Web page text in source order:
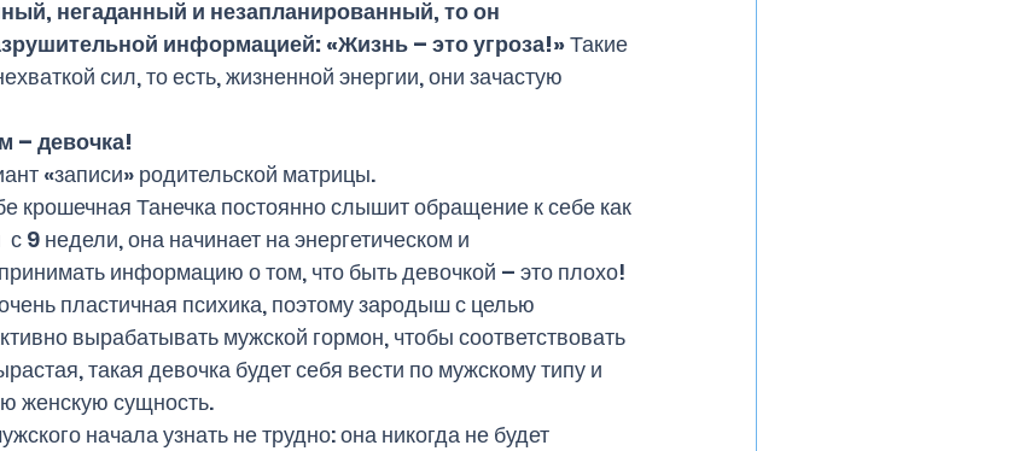
негаданный и незапланированный, то он
информацией: «Жизнь – это угроза!» Такие
сил, то есть, жизненной энергии, они зачастую
– девочка!
«записи» родительской матрицы.
крошечная Танечка постоянно слышит обращение к себе как
с 9 недели, она начинает на энергетическом и
информацию о том, что быть девочкой – это плохо!
пластичная психика, поэтому зародыш с целью
вырабатывать мужской гормон, чтобы соответствовать
такая девочка будет себя вести по мужскому типу и
женскую сущность.
начала узнать не трудно: она никогда не будет